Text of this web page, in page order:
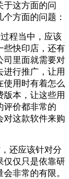
于这方面的问
方面的问题：
程当中，应该
些快印店，还有
司里面就需要对
行推广，让用
使用时有着怎么
本，让这些用
评价都非常的
对这款软件来购
还应该针对分
仅仅只是依靠研
非常的有限。